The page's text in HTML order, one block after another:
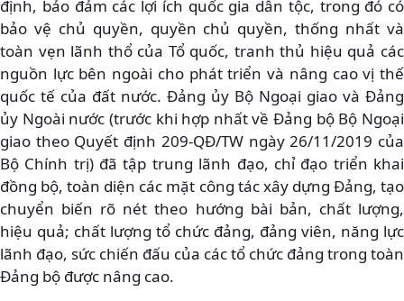
định, bảo đảm các lợi ích quốc gia dân tộc, trong đó có
bảo vệ chủ quyền, quyền chủ quyền, thống nhất và
toàn vẹn lãnh thổ của Tổ quốc, tranh thủ hiệu quả các
nguồn lực bên ngoài cho phát triển và nâng cao vị thế
quốc tế của đất nước. Đảng ủy Bộ Ngoại giao và Đảng
ủy Ngoài nước (trước khi hợp nhất về Đảng bộ Bộ Ngoại
giao theo Quyết định 209-QĐ/TW ngày 26/11/2019 của
Bộ Chính trị) đã tập trung lãnh đạo, chỉ đạo triển khai
đồng bộ, toàn diện các mặt công tác xây dựng Đảng, tạo
chuyển biến rõ nét theo hướng bài bản, chất lượng,
hiệu quả; chất lượng tổ chức đảng, đảng viên, năng lực
lãnh đạo, sức chiến đấu của các tổ chức đảng trong toàn
Đảng bộ được nâng cao.